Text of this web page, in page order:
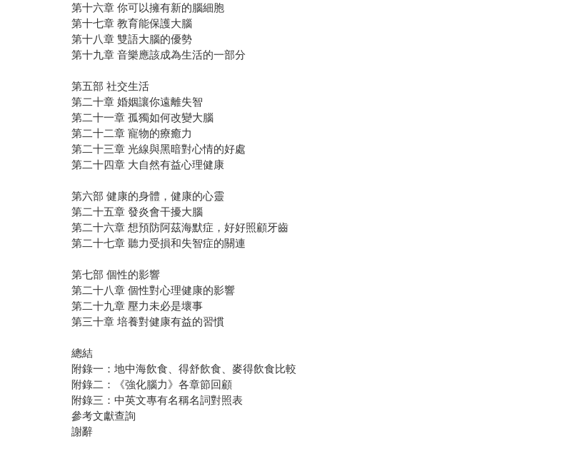
第十六章 你可以擁有新的腦細胞
第十七章 教育能保護大腦
第十八章 雙語大腦的優勢
第十九章 音樂應該成為生活的一部分
第五部 社交生活
第二十章 婚姻讓你遠離失智
第二十一章 孤獨如何改變大腦
第二十二章 寵物的療癒力
第二十三章 光線與黑暗對心情的好處
第二十四章 大自然有益心理健康
第六部 健康的身體，健康的心靈
第二十五章 發炎會干擾大腦
第二十六章 想預防阿茲海默症，好好照顧牙齒
第二十七章 聽力受損和失智症的關連
第七部 個性的影響
第二十八章 個性對心理健康的影響
第二十九章 壓力未必是壞事
第三十章 培養對健康有益的習慣
總結
附錄一：地中海飲食、得舒飲食、麥得飲食比較
附錄二：《強化腦力》各章節回顧
附錄三：中英文專有名稱名詞對照表
參考文獻查詢
謝辭